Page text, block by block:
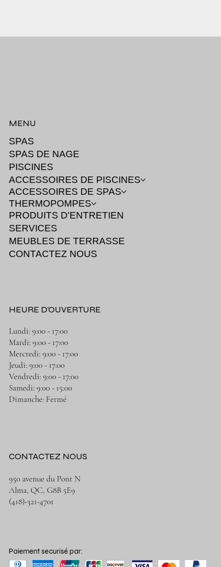
MENU
SPAS
SPAS DE NAGE
PISCINES
ACCESSOIRES DE PISCINES
ACCESSOIRES DE SPAS
THERMOPOMPES
PRODUITS D'ENTRETIEN
SERVICES
MEUBLES DE TERRASSE
CONTACTEZ NOUS
HEURE D'OUVERTURE
Lundi: 9:00 - 17:00
Mardi: 9:00 - 17:00
Mercredi: 9:00 - 17:00
Jeudi: 9:00 - 17:00
Vendredi: 9:00 - 17:00
Samedi: 9:00 - 15:00
Dimanche: Fermé
CONTACTEZ NOUS
950 avenue du Pont N
Alma, QC, G8B 5E9
(418)-321-4701
Paiement securisé par: